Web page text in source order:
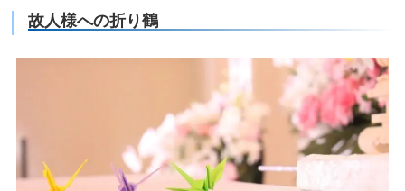
故人様への折り鶴